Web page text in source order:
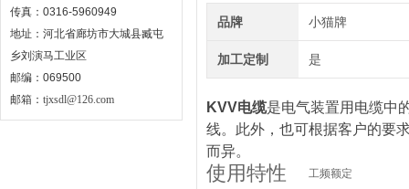
传真：0316-5960949
地址：河北省廊坊市大城县臧屯
乡刘演马工业区
邮编：069500
邮箱： tjxsdl@126.com
品牌 小猫牌
加工定制 是
KVV电缆是电气装置用电缆中
线。此外，也可根据客户的要
而异。
使用特性 工频额定